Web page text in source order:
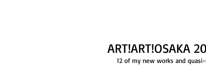
ART!ART!OSAKA
12 of my new works and